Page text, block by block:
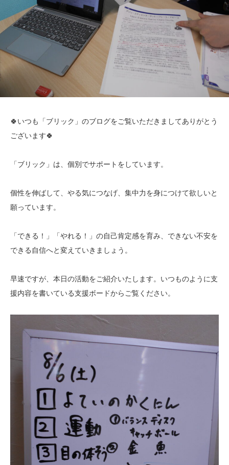
🍀いつも「ブリック」のブログをご覧いただきましてありがとう
ございます🍀
「ブリック」は、個別でサポートをしています。
個性を伸ばして、やる気につなげ、集中力を身につけて欲しいと
願っています。
「できる！」「やれる！」の自己肯定感を育み、できない不安を
できる自信へと変えていきましょう。
早速ですが、本日の活動をご紹介いたします。いつものように支
援内容を書いている支援ボードからご覧ください。